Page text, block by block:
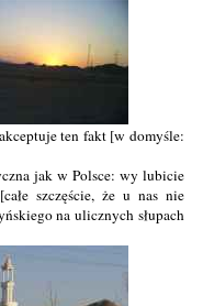
ten fakt [w domyśle:
jak w Polsce: wy lubicie
szczęście, że u nas nie
na ulicznych słupach